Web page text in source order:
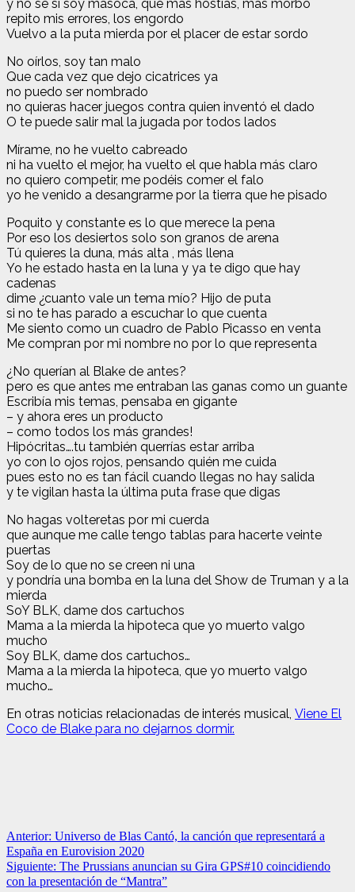
y no sé si soy masoca, que más hostias, mas morbo
repito mis errores, los engordo
Vuelvo a la puta mierda por el placer de estar sordo
No oírlos, soy tan malo
Que cada vez que dejo cicatrices ya
no puedo ser nombrado
no quieras hacer juegos contra quien inventó el dado
O te puede salir mal la jugada por todos lados
Mírame, no he vuelto cabreado
ni ha vuelto el mejor, ha vuelto el que habla más claro
no quiero competir, me podéis comer el falo
yo he venido a desangrarme por la tierra que he pisado
Poquito y constante es lo que merece la pena
Por eso los desiertos solo son granos de arena
Tú quieres la duna, más alta , más llena
Yo he estado hasta en la luna y ya te digo que hay
cadenas
dime ¿cuanto vale un tema mío? Hijo de puta
si no te has parado a escuchar lo que cuenta
Me siento como un cuadro de Pablo Picasso en venta
Me compran por mi nombre no por lo que representa
¿No querían al Blake de antes?
pero es que antes me entraban las ganas como un guante
Escribía mis temas, pensaba en gigante
– y ahora eres un producto
– como todos los más grandes!
Hipócritas….tu también querrías estar arriba
yo con lo ojos rojos, pensando quién me cuida
pues esto no es tan fácil cuando llegas no hay salida
y te vigilan hasta la última puta frase que digas
No hagas volteretas por mi cuerda
que aunque me calle tengo tablas para hacerte veinte
puertas
Soy de lo que no se creen ni una
y pondría una bomba en la luna del Show de Truman y a la
mierda
SoY BLK, dame dos cartuchos
Mama a la mierda la hipoteca que yo muerto valgo
mucho
Soy BLK, dame dos cartuchos…
Mama a la mierda la hipoteca, que yo muerto valgo
mucho…
En otras noticias relacionadas de interés musical, Viene El
Coco de Blake para no dejarnos dormir.
Navegación
de
entradas
Anterior: Universo de Blas Cantó, la canción que representará a
España en Eurovision 2020
Siguiente: The Prussians anuncian su Gira GPS#10 coincidiendo
con la presentación de “Mantra”